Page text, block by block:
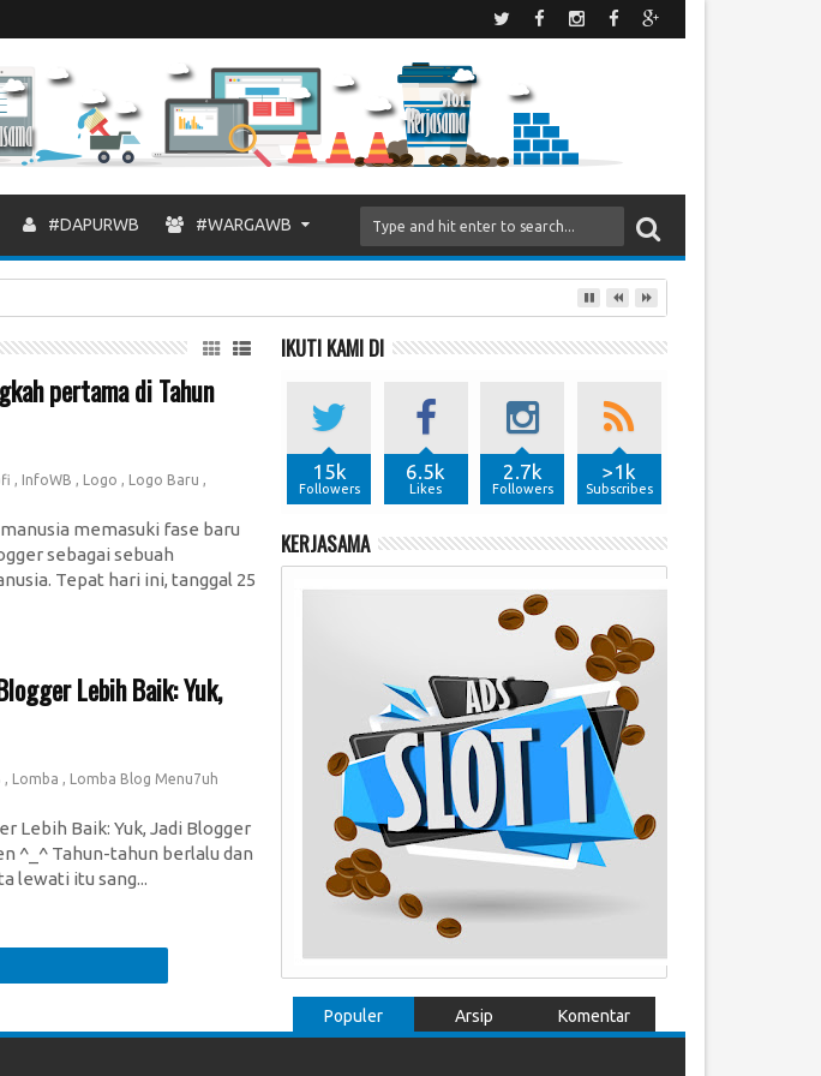
#DAPURWB #WARGAWB
pertama di Tahun
, InfoWB , Logo , Logo Baru ,
memasuki fase baru
sebagai sebuah
Tepat hari ini, tanggal 25
Lebih Baik: Yuk,
, Lomba , Lomba Blog Menu7uh
Lebih Baik: Yuk, Jadi Blogger
^_^ Tahun-tahun berlalu dan
lewati itu sang...
IKUTI KAMI DI
15k
Followers
6.5k
Likes
2.7k
Followers
>1k
Subscribes
KERJASAMA
Populer Arsip Komentar